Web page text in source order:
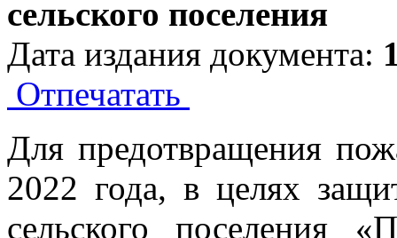
сельского поселения
Дата издания документа:
Отпечатать
Для предотвращения
2022 года, в целях
сельского поселения